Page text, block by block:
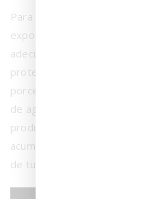
Para evitar futuros
exposición a la humedad
adecuada y un
protectores diseñados
porcelánicas crea una
de agua y sales. Además,
productos neutros y secar
acumulación de depósitos y
de tus baldosas.